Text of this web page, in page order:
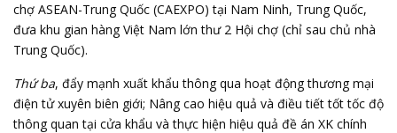
chợ ASEAN-Trung Quốc (CAEXPO) tại Nam Ninh, Trung Quốc,
đưa khu gian hàng Việt Nam lớn thư 2 Hội chợ (chỉ sau chủ nhà
Trung Quốc).
Thứ ba, đẩy mạnh xuất khẩu thông qua hoạt động thương mại
điện tử xuyên biên giới; Nâng cao hiệu quả và điều tiết tốt tốc độ
thông quan tại cửa khẩu và thực hiện hiệu quả đề án XK chính